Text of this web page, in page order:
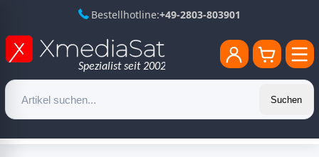
Bestellhotline:+49-2803-803901
Suchen